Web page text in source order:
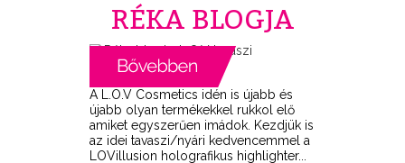
RÉKA BLOGJA
A L.O.V Cosmetics idén is újabb és
újabb olyan termékekkel rukkol elő
amiket egyszerűen imádok. Kezdjük is
az idei tavaszi/nyári kedvencemmel a
LOVillusion holografikus highlighter...